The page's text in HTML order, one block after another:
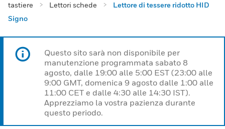
tastiere
Lettori schede
Lettore di tessere ridotto HID
Signo
Questo sito sarà non disponibile per
manutenzione programmata sabato 8
agosto, dalle 19:00 alle 5:00 EST (23:00 alle
9:00 GMT, domenica 9 agosto dalle 1:00 alle
11:00 CET e dalle 4:30 alle 14:30 IST).
Apprezziamo la vostra pazienza durante
questo periodo.